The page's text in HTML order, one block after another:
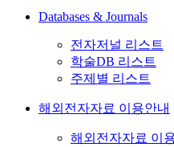
Databases & Journals
전자저널 리스트
학술DB 리스트
주제별 리스트
해외전자자료 이용안내
해외전자자료 이